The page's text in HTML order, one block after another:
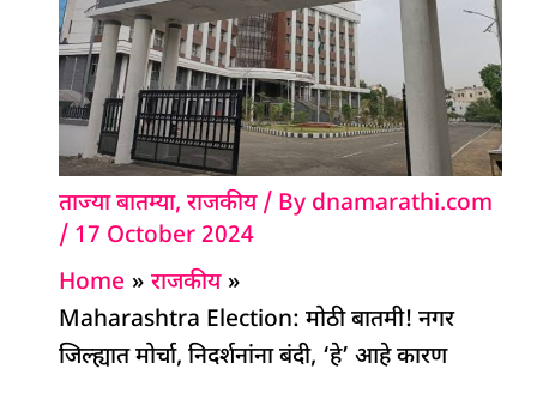
ताज्या बातम्या,राजकीय/ By dnamarathi.com
/ 17 October 2024
Home
राजकीय
Maharashtra Election: मोठी बातमी! नगर
जिल्ह्यात मोर्चा, निदर्शनांना बंदी, ‘हे’ आहे कारण